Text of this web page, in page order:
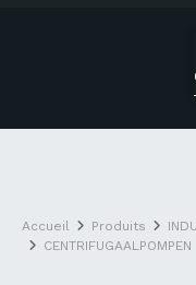
Accueil Produits
CENTRIFUGAALPOMPEN